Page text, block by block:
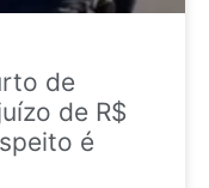
de
de R$
é